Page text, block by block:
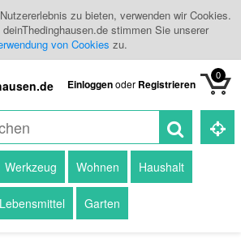
zu bieten, verwenden wir Cookies.
stimmen Sie unserer
von Cookies zu.
Einloggenoder Registrieren
0
Werkzeug Wohnen Haushalt
Lebensmittel Garten